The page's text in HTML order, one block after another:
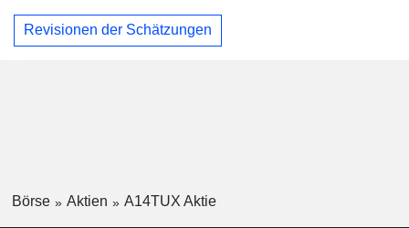
Revisionen der Schätzungen
Börse Aktien A14TUX Aktie